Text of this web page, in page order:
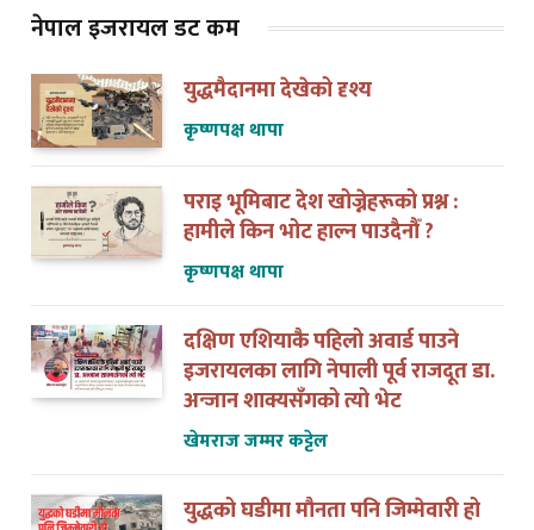
नेपाल इजरायल डट कम
युद्धमैदानमा देखेको दृश्य
कृष्णपक्ष थापा
पराइ भूमिबाट देश खोज्नेहरूको प्रश्न :
हामीले किन भोट हाल्न पाउदैनौँ ?
कृष्णपक्ष थापा
दक्षिण एशियाकै पहिलो अवार्ड पाउने
इजरायलका लागि नेपाली पूर्व राजदूत डा.
अन्जान शाक्यसँगको त्यो भेट
खेमराज जम्मर कट्टेल
युद्धको घडीमा मौनता पनि जिम्मेवारी हो